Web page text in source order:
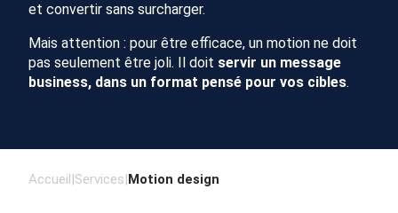
et convertir sans surcharger.
Mais attention : pour être efficace, un motion ne doit
pas seulement être joli. Il doit servir un message
business, dans un format pensé pour vos cibles.
Accueil|Services|Motion design